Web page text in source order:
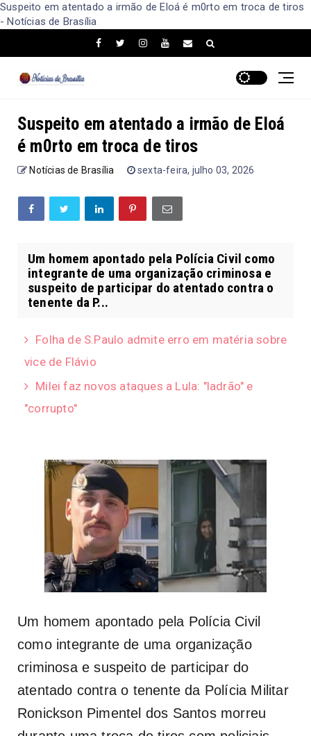
Suspeito em atentado a irmão de Eloá é m0rto em troca de tiros
- Notícias de Brasília
Suspeito em atentado a irmão de Eloá
é m0rto em troca de tiros
Notícias de Brasília sexta-feira, julho 03, 2026
Um homem apontado pela Polícia Civil como
integrante de uma organização criminosa e
suspeito de participar do atentado contra o
tenente da P...
Folha de S.Paulo admite erro em matéria sobre
vice de Flávio
Milei faz novos ataques a Lula: "ladrão" e
"corrupto"
Um homem apontado pela Polícia Civil
como integrante de uma organização
criminosa e suspeito de participar do
atentado contra o tenente da Polícia Militar
Ronickson Pimentel dos Santos morreu